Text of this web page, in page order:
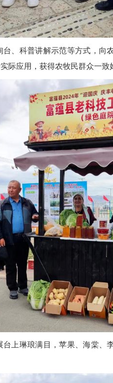
科普讲解示范等方式，向
际应用，获得农牧民群众一致
琳琅满目，苹果、海棠、